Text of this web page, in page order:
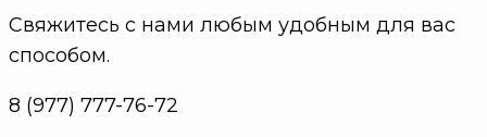
Свяжитесь с нами любым удобным для вас
способом.
8 (977) 777-76-72